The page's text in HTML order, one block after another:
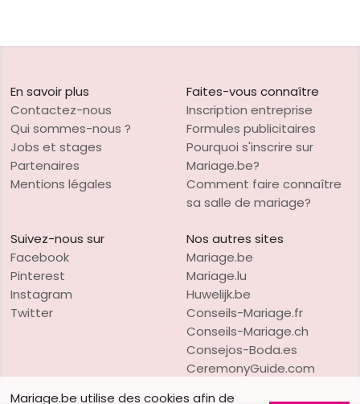
En savoir plus
Contactez-nous
Qui sommes-nous ?
Jobs et stages
Partenaires
Mentions légales
Faites-vous connaître
Inscription entreprise
Formules publicitaires
Pourquoi s'inscrire sur
Mariage.be?
Comment faire connaître
sa salle de mariage?
Suivez-nous sur
Facebook
Pinterest
Instagram
Twitter
Nos autres sites
Mariage.be
Mariage.lu
Huwelijk.be
Conseils-Mariage.fr
Conseils-Mariage.ch
Consejos-Boda.es
CeremonyGuide.com
Mariage.be utilise des cookies afin de